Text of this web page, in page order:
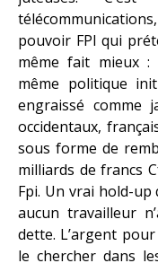
pouvoir FPI qui
même fait mieux
même politique
engraissé comme
occidentaux,
sous forme de
milliards de francs
Fpi. Un vrai hold-
aucun travailleur
dette. L’argent
le chercher dans